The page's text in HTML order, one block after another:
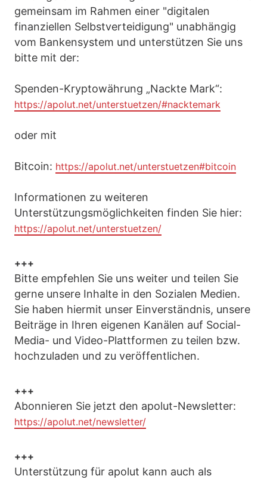
gemeinsam im Rahmen einer "digitalen
finanziellen Selbstverteidigung" unabhängig
vom Bankensystem und unterstützen Sie uns
bitte mit der:
Spenden-Kryptowährung „Nackte Mark“:
https://apolut.net/unterstuetzen/#nacktemark
oder mit
Bitcoin: https://apolut.net/unterstuetzen#bitcoin
Informationen zu weiteren
Unterstützungsmöglichkeiten finden Sie hier:
https://apolut.net/unterstuetzen/
+++
Bitte empfehlen Sie uns weiter und teilen Sie
gerne unsere Inhalte in den Sozialen Medien.
Sie haben hiermit unser Einverständnis, unsere
Beiträge in Ihren eigenen Kanälen auf Social-
Media- und Video-Plattformen zu teilen bzw.
hochzuladen und zu veröffentlichen.
+++
Abonnieren Sie jetzt den apolut-Newsletter:
https://apolut.net/newsletter/
+++
Unterstützung für apolut kann auch als